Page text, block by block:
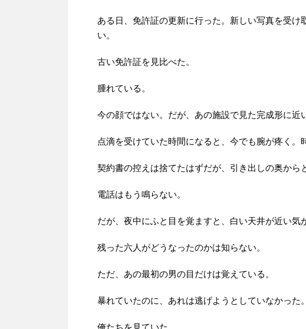
ある日、免許証の更新に行った。新しい写真を受
い。
古い免許証を見比べた。
腫れている。
今の顔ではない。だが、あの施設で見た完成形に近
点滴を受けていた時間になると、今でも腕が疼く。
契約書の控えは捨てたはずだが、引き出しの奥から
電話はもう鳴らない。
だが、夜中にふと目を覚ますと、白い天井が近い気
残った六人がどうなったのかは知らない。
ただ、あの最初の男の目だけは覚えている。
暴れていたのに、あれは逃げようとしていなかった。